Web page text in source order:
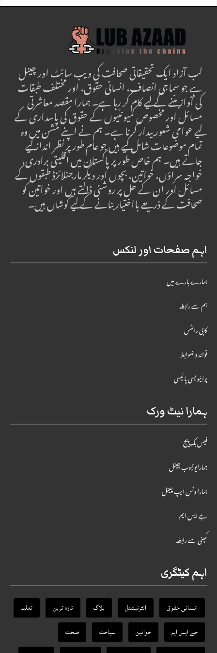
لب آزاد ایک تحقیقاتی صحافت کی ویب سائٹ اور چینل
ہے جو سماجی انصاف، انسانی حقوق، اور مختلف طبقات
کی آواز بننے کے لیے کام کر رہا ہے۔ ہمارا مقصد معاشرتی
مسائل اور مخصوص کمیونٹیوں کے حقوق کی پاسداری کے
لیے عوامی شعور بیدار کرنا ہے۔ ہم نے اپنے مشن میں وہ
تمام موضوعات شامل کیے ہیں جو عام طور پر نظر انداز کیے
جاتے ہیں۔ ہم خاص طور پر پاکستان میں اقلیتی برادری،
خواجہ سراؤں، خواتین، بچوں اور دیگر مارجنلائزڈ طبقوں کے
مسائل اور ان کے حل پر روشنی ڈالتے ہیں اور خواتین کو
صحافت کے ذریعے بااختیار بنانے کے لیے کوشاں ہیں۔
اہم صفحات اور لنکس
ہمارے بارے میں
ہم سے رابطہ
کاپی رائٹس
قوائد و ضوابط
پرائیویسی پالیسی
ہمارا نیٹ ورک
فیس بک پیج
ہمارایوٹیوب چینل
ہمارا وٹس ایپ چینل
جے ایس ایم
کمپنی سے رابطہ
اہم کیٹگری
انسانی حقوق انٹرنیشنل بلاگ تازہ ترین
تعلیم
جے ایس ایم
خواتین سیاحت
صحت